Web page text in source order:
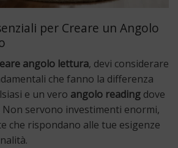
per Creare un Angolo
angolo lettura, devi considerare
che fanno la differenza
e un vero angolo reading dove
servono investimenti enormi,
che rispondano alle tue esigenze